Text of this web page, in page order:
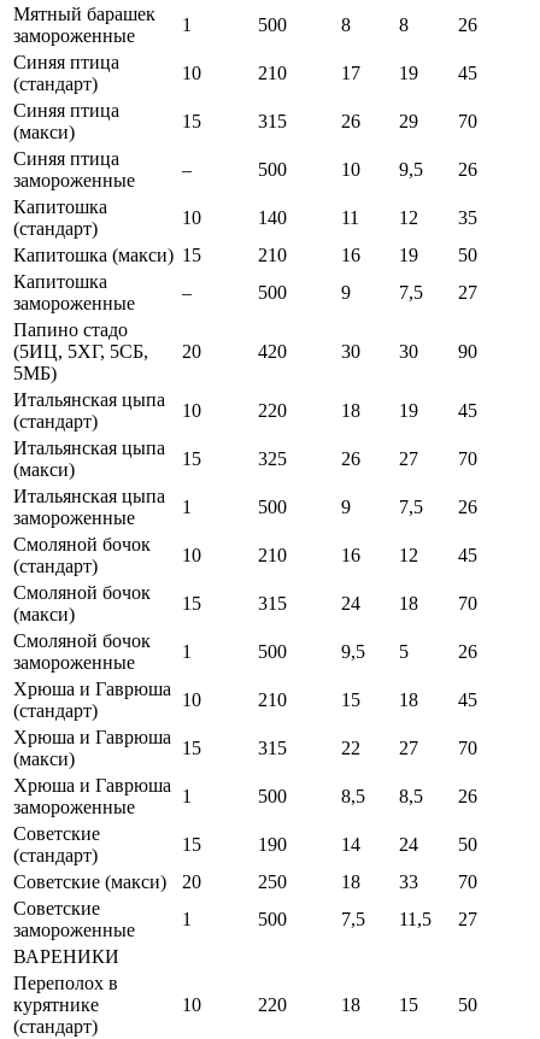
Мятный барашек
замороженные
1 500 8 8
26
Синяя птица
(стандарт)
10 210 17 19
45
Синяя птица
(макси)
15 315 26 29
70
Синяя птица
замороженные
– 500 10 9,5
26
Капитошка
(стандарт)
10 140 11 12
35
Капитошка (макси) 15 210 16 19
50
Капитошка
замороженные
– 500 9 7,5
27
Папино стадо
(5ИЦ, 5ХГ, 5СБ,
5МБ)
20 420 30 30 90
Итальянская цыпа
(стандарт)
10 220 18 19
45
Итальянская цыпа
(макси)
15 325 26 27
70
Итальянская цыпа
замороженные
1 500 9 7,5
26
Смоляной бочок
(стандарт)
10 210 16 12
45
Смоляной бочок
(макси)
15 315 24 18
70
Смоляной бочок
замороженные
1 500 9,5 5
26
Хрюша и Гаврюша
(стандарт)
10 210 15 18
45
Хрюша и Гаврюша
(макси)
15 315 22 27
70
Хрюша и Гаврюша
замороженные
1 500 8,5 8,5
26
Советские
(стандарт)
15 190 14 24
50
Советские (макси)
20 250 18 33
70
Советские
замороженные
1 500 7,5 11,5
27
ВАРЕНИКИ
Переполох в
курятнике
(стандарт)
10 220 18 15 50